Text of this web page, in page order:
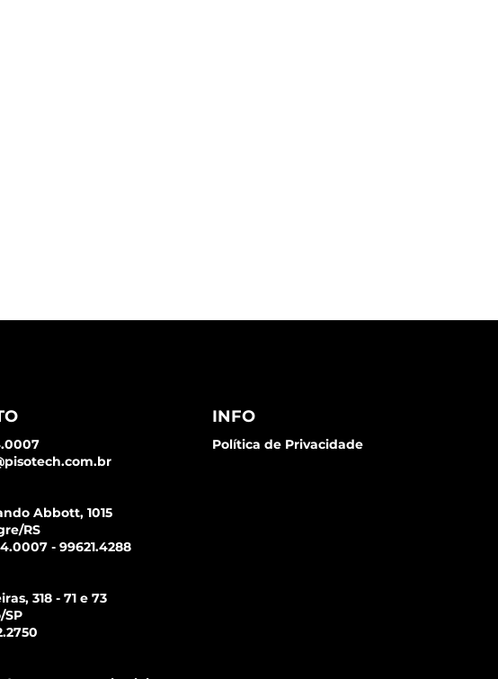
Abbott, 1015
RS
- 99621.4288
318 - 71 e 73
SP
INFO
Política de Privacidade